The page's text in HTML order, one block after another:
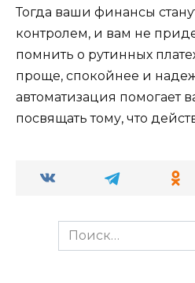
Тогда ваши финансы
контролем, и вам не
помнить о рутинных
проще, спокойнее и
автоматизация помогает
посвящать тому, что
Search
for: